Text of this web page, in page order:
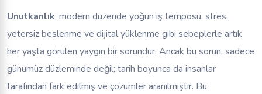
Unutkanlık, modern düzende yoğun iş temposu, stres,
yetersiz beslenme ve dijital yüklenme gibi sebeplerle artık
her yaşta görülen yaygın bir sorundur. Ancak bu sorun, sadece
günümüz düzleminde değil; tarih boyunca da insanlar
tarafından fark edilmiş ve çözümler aranılmıştır. Bu